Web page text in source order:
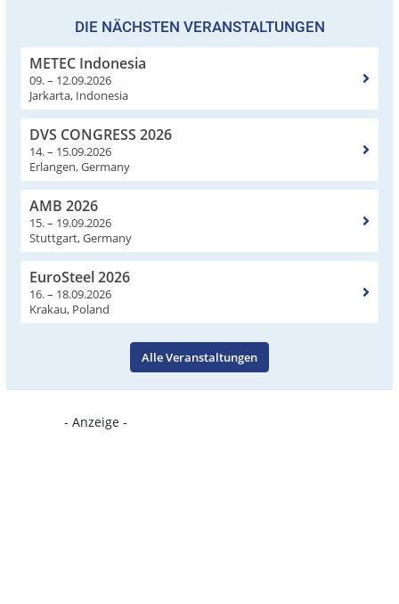
DIE NÄCHSTEN VERANSTALTUNGEN
METEC Indonesia
09. – 12.09.2026
Jarkarta, Indonesia
DVS CONGRESS 2026
14. – 15.09.2026
Erlangen, Germany
AMB 2026
15. – 19.09.2026
Stuttgart, Germany
EuroSteel 2026
16. – 18.09.2026
Krakau, Poland
Alle Veranstaltungen
- Anzeige -